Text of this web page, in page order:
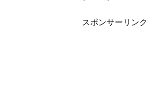
スポンサーリンク